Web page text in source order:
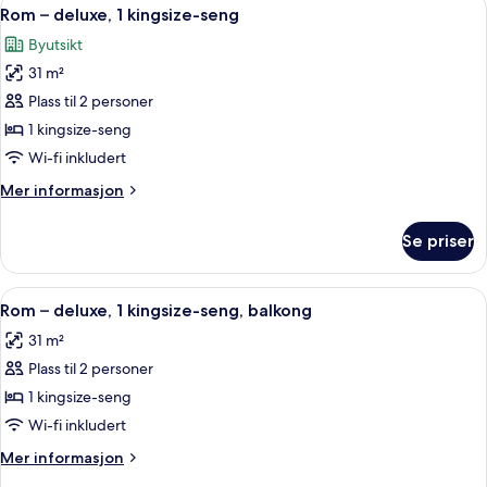
2
balkong
alle
bildene
av
Rom
–
deluxe,
kingsize-
6
Rom – deluxe, 1 kingsize-seng
Byutsikt
31 m²
Plass til 2 personer
1 kingsize-seng
Wi-fi inkludert
Mer informasjon
Mer
–
deluxe,
1
seng
Se priser
Åpne
alle
bildene
av
Rom
–
deluxe,
1
Italienske Frette-laken, sengetøy av
6
Rom – deluxe, 1 kingsize-seng, balkong
31 m²
Plass til 2 personer
1 kingsize-seng
Wi-fi inkludert
Mer informasjon
Mer